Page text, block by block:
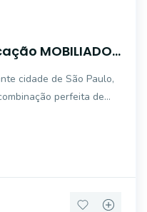
MOBILIADO
cidade de São Paulo,
perfeita de
e bem
3 quartos,